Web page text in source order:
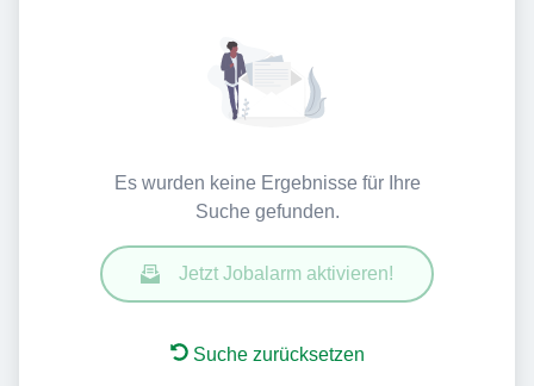
Es wurden keine Ergebnisse für Ihre
Suche gefunden.
Jetzt Jobalarm aktivieren!
Suche zurücksetzen